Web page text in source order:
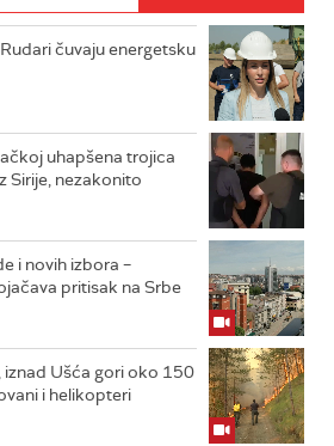
čuvaju energetsku
uhapšena trojica
Sirije, nezakonito
i novih izbora –
pritisak na Srbe
iznad Ušća gori oko 150
i helikopteri